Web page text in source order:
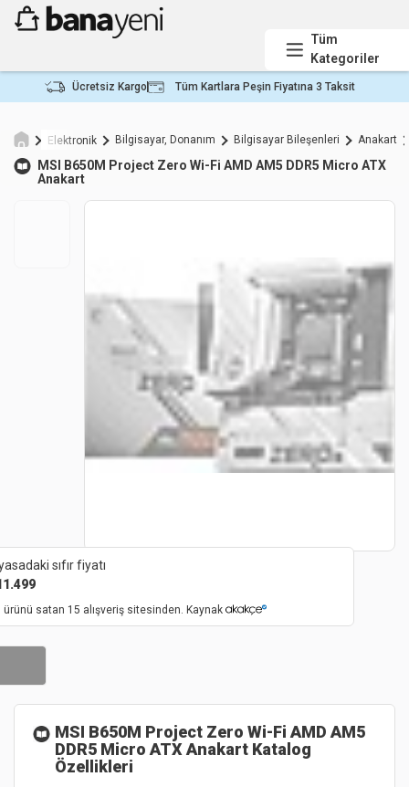
Tüm
Kategoriler
Ücretsiz Kargo Tüm Kartlara Peşin Fiyatına 3 Taksit
Elektronik Bilgisayar, Donanım Bilgisayar Bileşenleri Anakart
MSI
B650M Project Zero Wi-Fi AMD AM5 DDR5 Micro ATX
Anakart
sıfır fiyatı
ürünü satan 15 alışveriş sitesinden. Kaynak
MSI B650M Project Zero Wi-Fi AMD AM5
DDR5 Micro ATX Anakart Katalog
Özellikleri